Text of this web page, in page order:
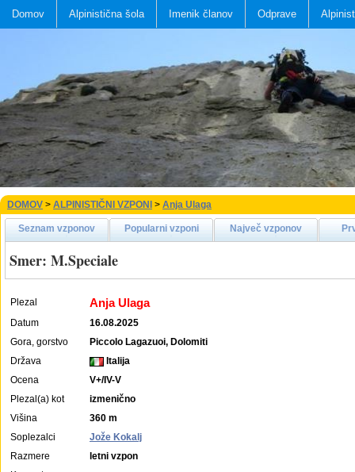
Domov Alpinistična šola Imenik članov Odprave
DOMOV > ALPINISTIČNI VZPONI > Anja Ulaga
Seznam vzponov Popularni vzponi Največ vzponov
Smer: M.Speciale
Plezal Anja Ulaga
Datum
16.08.2025
Gora, gorstvo
Piccolo Lagazuoi, Dolomiti
Država
Italija
Ocena
V+/IV-V
Plezal(a) kot
izmenično
Višina
360 m
Soplezalci
Jože Kokalj
Razmere
letni vzpon